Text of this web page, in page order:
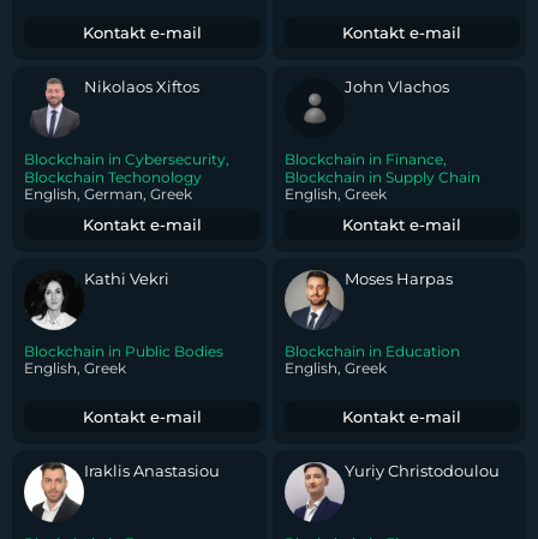
Kontakt e-mail Kontakt e-mail
Nikolaos Xiftos
Blockchain in Cybersecurity
Blockchain Techonology
English, German, Greek
Kontakt e-mail
John Vlachos
Blockchain in Finance,
Blockchain in Supply Chain
English, Greek
Kontakt e-mail
Kathi Vekri
Blockchain in Public Bodies
English, Greek
Kontakt e-mail
Moses Harpas
Blockchain in Education
English, Greek
Kontakt e-mail
Iraklis Anastasiou Yuriy Christodoulou